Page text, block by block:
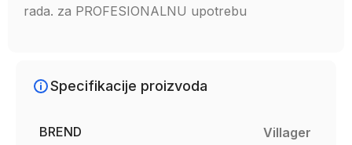
rada. za PROFESIONALNU upotrebu
Specifikacije proizvoda
BREND Villager